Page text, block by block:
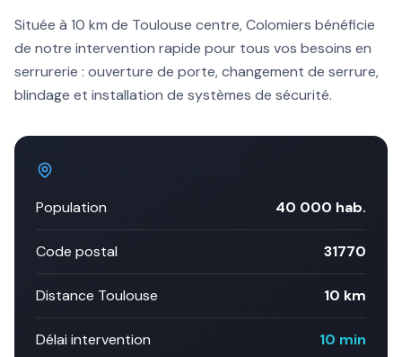
Située à 10 km de Toulouse centre,Colomiers bénéficie
de notre intervention rapide pour tous vos besoins en
serrurerie : ouverture de porte, changement de serrure,
blindage et installation de systèmes de sécurité.
Population 40 000 hab.
Code postal 31770
Distance Toulouse 10 km
Délai intervention 10 min